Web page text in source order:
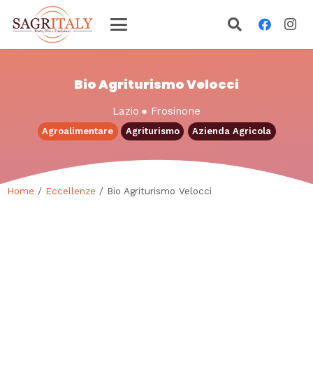
Bio Agriturismo Velocci
Lazio ● Frosinone
Agroalimentare Agriturismo Azienda Agricola
Home / Eccellenze / Bio Agriturismo Velocci